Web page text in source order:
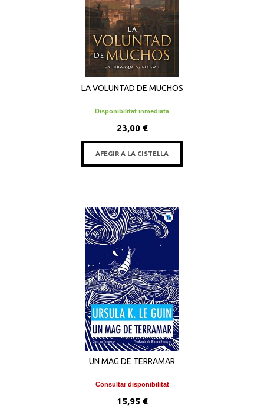
LA VOLUNTAD DE MUCHOS
Disponibilitat inmediata
23,00 €
AFEGIR A LA CISTELLA
UN MAG DE TERRAMAR
Consultar disponibilitat
15,95 €